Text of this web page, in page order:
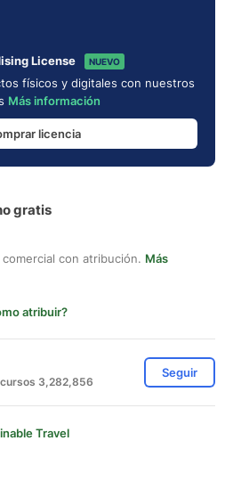
License NUEVO
físicos y digitales con nuestros
Más información
licencia
gratis
con atribución. Más
atribuir?
3,282,856
Seguir
Travel